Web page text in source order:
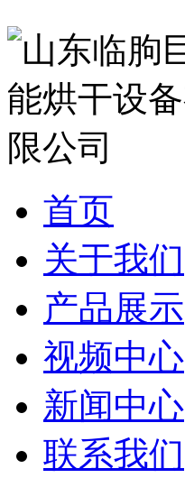
首页
关于我们
产品展示
视频中心
新闻中心
联系我们